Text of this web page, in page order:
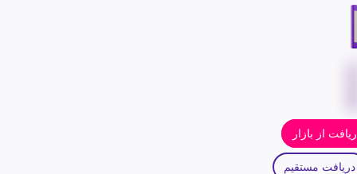
از بازار
دریافت مستقیم